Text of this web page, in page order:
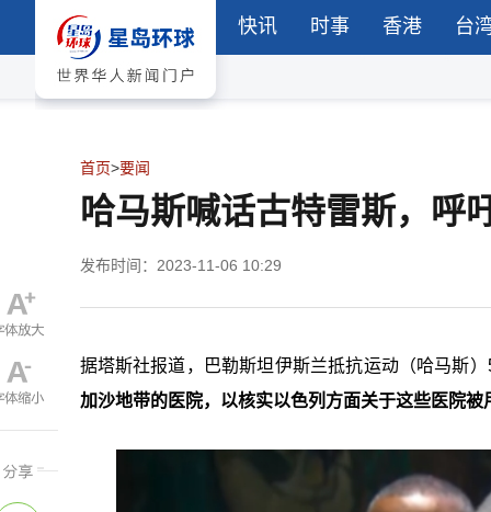
快讯 时事 香港 台
首页>要闻
哈马斯喊话古特雷斯，呼
发布时间：2023-11-06 10:29
据塔斯社报道，巴勒斯坦伊斯兰抵抗运动（哈马斯
加沙地带的医院，以核实以色列方面关于这些医院